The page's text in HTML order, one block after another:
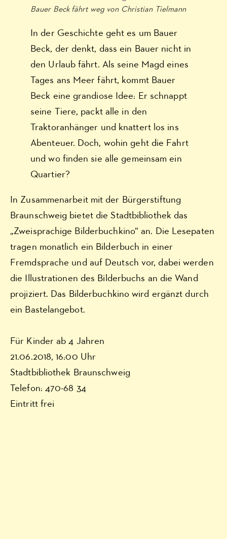
Bauer Beck fährt weg von Christian Tielmann
In der Geschichte geht es um Bauer
Beck, der denkt, dass ein Bauer nicht in
den Urlaub fährt. Als seine Magd eines
Tages ans Meer fährt, kommt Bauer
Beck eine grandiose Idee: Er schnappt
seine Tiere, packt alle in den
Traktoranhänger und knattert los ins
Abenteuer. Doch, wohin geht die Fahrt
und wo finden sie alle gemeinsam ein
Quartier?
In Zusammenarbeit mit der Bürgerstiftung
Braunschweig bietet die Stadtbibliothek das
„Zweisprachige Bilderbuchkino“ an. Die Lesepaten
tragen monatlich ein Bilderbuch in einer
Fremdsprache und auf Deutsch vor, dabei werden
die Illustrationen des Bilderbuchs an die Wand
projiziert. Das Bilderbuchkino wird ergänzt durch
ein Bastelangebot.
Für Kinder ab 4 Jahren
21.06.2018, 16:00 Uhr
Stadtbibliothek Braunschweig
Telefon: 470-68 34
Eintritt frei